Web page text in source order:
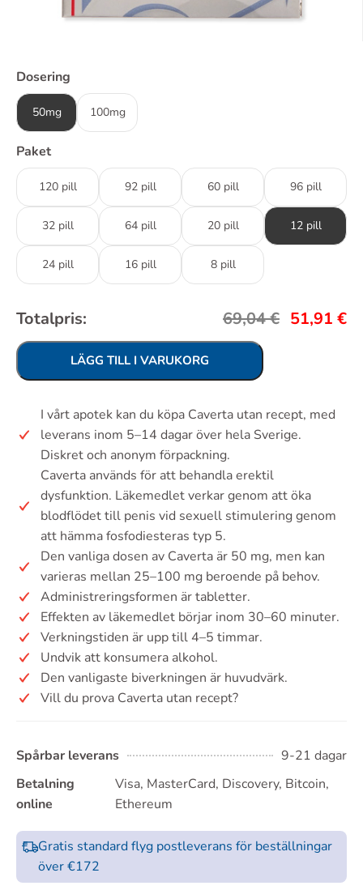
Dosering
50mg 100mg
Paket
120 pill 92 pill 60 pill 96 pill
32 pill 64 pill 20 pill 12 pill
24 pill 16 pill 8 pill
Totalpris: 69,04€ 51,91 €
LÄGG TILL I VARUKORG
I vårt apotek kan du köpa Caverta utan recept, med
leverans inom 5–14 dagar över hela Sverige.
Diskret och anonym förpackning.
Caverta används för att behandla erektil
dysfunktion. Läkemedlet verkar genom att öka
blodflödet till penis vid sexuell stimulering genom
att hämma fosfodiesteras typ 5.
Den vanliga dosen av Caverta är 50 mg, men kan
varieras mellan 25–100 mg beroende på behov.
Administreringsformen är tabletter.
Effekten av läkemedlet börjar inom 30–60 minuter.
Verkningstiden är upp till 4–5 timmar.
Undvik att konsumera alkohol.
Den vanligaste biverkningen är huvudvärk.
Vill du prova Caverta utan recept?
Spårbar leverans
9-21 dagar
Betalning
online
Visa, MasterCard, Discovery, Bitcoin,
Ethereum
Gratis standard flyg postleverans för beställningar
över €172